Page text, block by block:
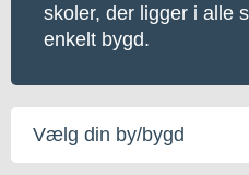
skoler, der ligger i alle
enkelt bygd.
Vælg
din
by/bygd